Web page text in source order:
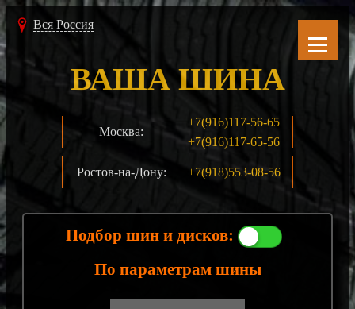
Вся Россия
Москва:
+7(916)117-56-65
+7(916)117-65-56
Ростов-на-Дону: +7(918)553-08-56
ВАША ШИНА
Подбор шин и дисков:
По параметрам шины